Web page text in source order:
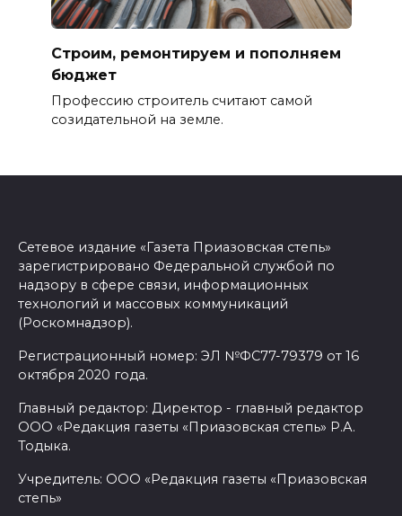
Строим, ремонтируем и пополняем
бюджет
Профессию строитель считают самой
созидательной на земле.
Сетевое издание «Газета Приазовская степь»
зарегистрировано Федеральной службой по
надзору в сфере связи, информационных
технологий и массовых коммуникаций
(Роскомнадзор).
Регистрационный номер: ЭЛ №ФС77-79379 от 16
октября 2020 года.
Главный редактор: Директор - главный редактор
ООО «Редакция газеты «Приазовская степь» Р.А.
Тодыка.
Учредитель: ООО «Редакция газеты «Приазовская
степь»